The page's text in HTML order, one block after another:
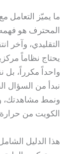
ما يميّز التعامل مع
المحترف هو
التقليدي، وآخر
يحتاج نظاماً
واحداً مكرراً،
نبدأ من السؤال
ونمط مشاهدتك،
الكويت من
هذا الدليل